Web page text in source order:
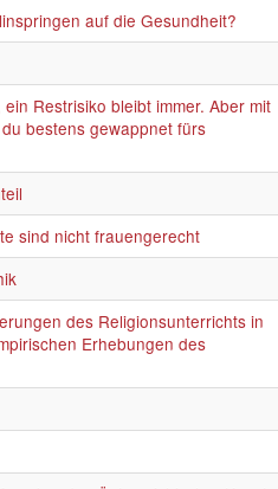
auf die Gesundheit?
Restrisiko bleibt immer. Aber mit
bestens gewappnet fürs
sind nicht frauengerecht
des Religionsunterrichts in
Erhebungen des